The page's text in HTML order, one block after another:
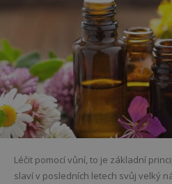
Léčit pomocí vůní, to je základní
slaví v posledních letech svůj velký